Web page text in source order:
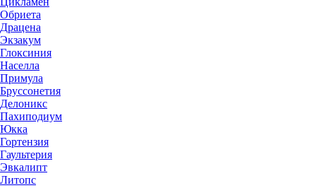
Обриета
Драцена
Экзакум
Глоксиния
Населла
Примула
Бруссонетия
Делоникс
Пахиподиум
Юкка
Гортензия
Гаультерия
Эвкалипт
Литопс